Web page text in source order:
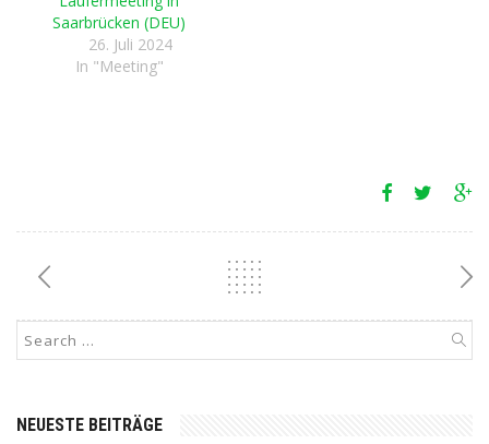
Saarbrücken (DEU)
26. Juli 2024
In "Meeting"
NEUESTE BEITRÄGE